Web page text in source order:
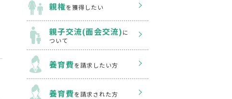
親権を獲得したい
親子交流(面会交流)に
ついて
養育費を請求したい方
養育費を請求された方